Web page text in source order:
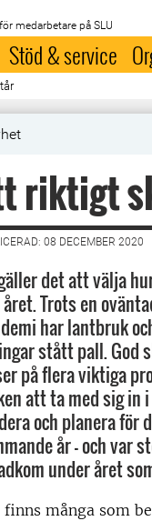
medarbetare på SLU
Stöd & service
riktigt
08 DECEMBER 2020
det att välja
Trots en
har lantbruk
stått pall. God
på flera viktiga
att ta med sig in
och planera för
år - och var
under året
finns många som